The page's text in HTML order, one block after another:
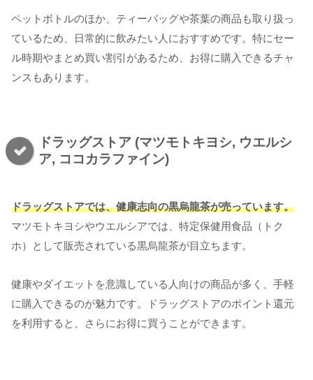
ペットボトルのほか、ティーバッグや茶葉の商品も取り扱っ
ているため、日常的に飲みたい人におすすめです。特にセー
ル時期やまとめ買い割引があるため、お得に購入できるチャ
ンスもあります。
ドラッグストア (マツモトキヨシ, ウエルシ
ア, ココカラファイン)
ドラッグストアでは、健康志向の黒烏龍茶が売っています。
マツモトキヨシやウエルシアでは、特定保健用食品（トク
ホ）として販売されている黒烏龍茶が目立ちます。
健康やダイエットを意識している人向けの商品が多く、手軽
に購入できるのが魅力です。ドラッグストアのポイント還元
を利用すると、さらにお得に買うことができます。